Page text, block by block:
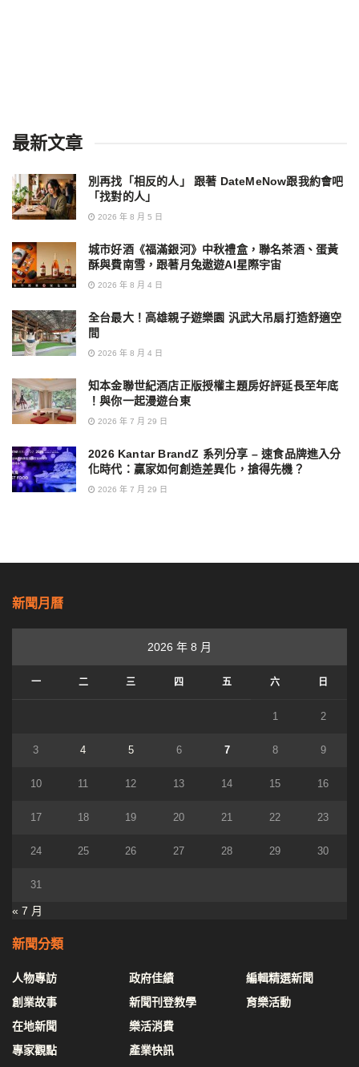
最新文章
別再找「相反的人」 跟著 DateMeNow跟我約會吧
「找對的人」
2026 年 8 月 5 日
城市好酒《福滿銀河》中秋禮盒，聯名茶酒、蛋黃
酥與費南雪，跟著月兔遨遊AI星際宇宙
2026 年 8 月 4 日
全台最大！高雄親子遊樂園 汎武大吊扇打造舒適空
間
2026 年 8 月 4 日
知本金聯世紀酒店正版授權主題房好評延長至年底
！與你一起漫遊台東
2026 年 7 月 29 日
2026 Kantar BrandZ 系列分享 – 速食品牌進入分
化時代：贏家如何創造差異化，搶得先機？
2026 年 7 月 29 日
新聞月曆
2026 年 8 月
一 二 三 四 五 六 日
1 2
3 4 5 6 7 8 9
10 11 12 13 14 15 16
17 18 19 20 21 22 23
24 25 26 27 28 29 30
31
« 7 月
新聞分類
人物專訪
創業故事
在地新聞
專家觀點
政府佳績
新聞刊登教學
樂活消費
產業快訊
編輯精選新聞
育樂活動